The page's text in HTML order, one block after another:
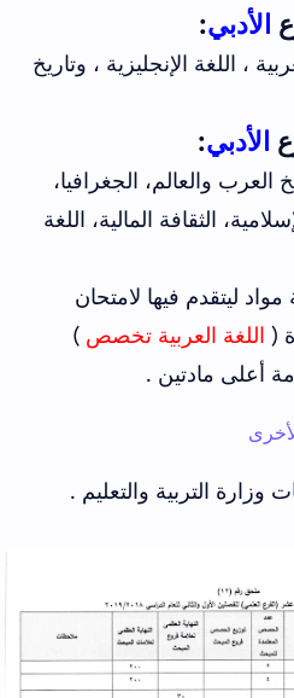
الأدبي:
، اللغة الإنجليزية ، وتاريخ
الأدبي:
والعالم، الجغرافيا،
الثقافة المالية، اللغة
ليتقدم فيها لامتحان
( اللغة العربية تخصص )
أعلى مادتين .
وزارة التربية والتعليم .